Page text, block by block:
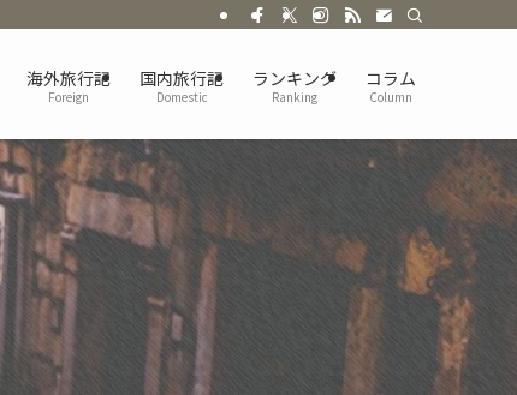
海外旅行記
Foreign
国内旅行記
Domestic
ランキング
Ranking
コラム
Column